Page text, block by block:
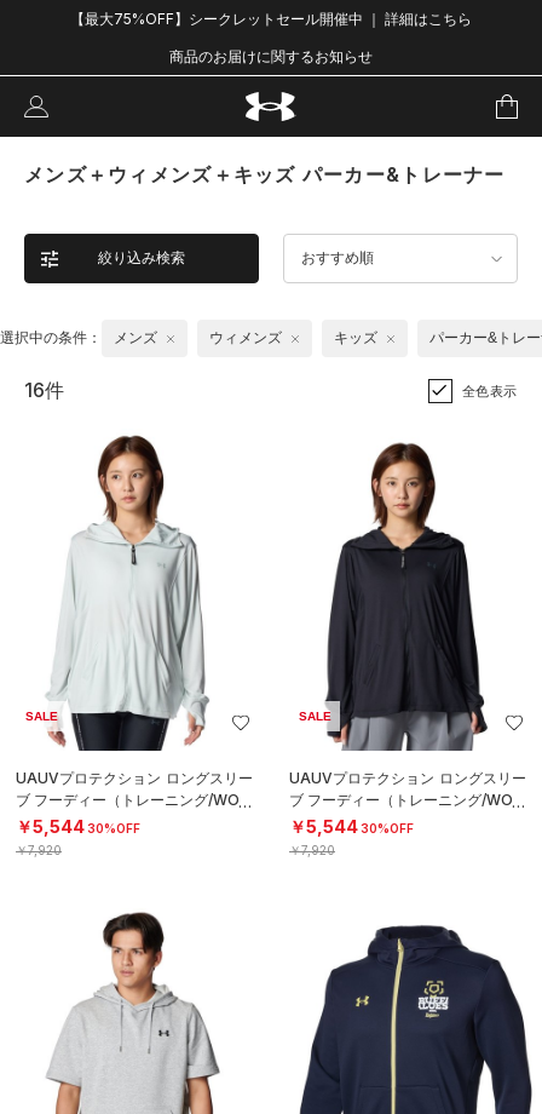
【最大75%OFF】シークレットセール開催中 ｜ 詳細はこちら
商品のお届けに関するお知らせ
メンズ＋ウィメンズ＋キッズ パーカー&トレーナー
絞り込み検索 おすすめ順
選択中の条件： メンズ ウィメンズ キッズ パーカー&トレ
16件 全色表示
SALE
UAUVプロテクション ロングスリー
ブ フーディー（トレーニング/WOM
EN）
￥5,54430%OFF
￥7,920
SALE
UAUVプロテクション ロングスリー
ブ フーディー（トレーニング/WOM
EN）
￥5,54430%OFF
￥7,920